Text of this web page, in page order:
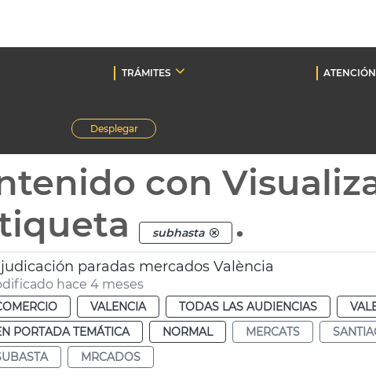
TRÁMITES
Desplegar
con
subhasta .
paradas mercados València
hace 4 meses
VALENCIA TODAS LAS AUDIENCIAS
PORTADA TEMÁTICA
NORMAL MERCATS
MRCADOS